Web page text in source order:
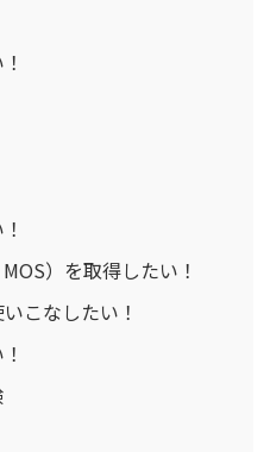
）を取得したい！
こなしたい！